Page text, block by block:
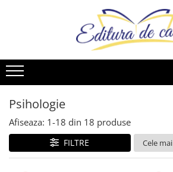
Capital
Evenimentul Zilei
Artă
Beletristică
Cele mai vândute
Cultură generală
Cărți pentru copii
Cărți
Reviste
Capital
Evenimentul Istoric
electronice
Reviste
Comunicate
Cărți
Reviste
Psihologie
Afiseaza: 1-18 din 18 produse
FILTRE